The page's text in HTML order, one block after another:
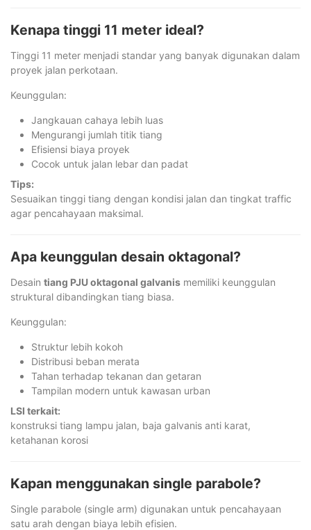
Kenapa tinggi 11 meter ideal?
Tinggi 11 meter menjadi standar yang banyak digunakan dalam
proyek jalan perkotaan.
Keunggulan:
Jangkauan cahaya lebih luas
Mengurangi jumlah titik tiang
Efisiensi biaya proyek
Cocok untuk jalan lebar dan padat
Tips:
Sesuaikan tinggi tiang dengan kondisi jalan dan tingkat traffic
agar pencahayaan maksimal.
Apa keunggulan desain oktagonal?
Desain tiang PJU oktagonal galvanis memiliki keunggulan
struktural dibandingkan tiang biasa.
Keunggulan:
Struktur lebih kokoh
Distribusi beban merata
Tahan terhadap tekanan dan getaran
Tampilan modern untuk kawasan urban
LSI terkait:
konstruksi tiang lampu jalan, baja galvanis anti karat,
ketahanan korosi
Kapan menggunakan single parabole?
Single parabole (single arm) digunakan untuk pencahayaan
satu arah dengan biaya lebih efisien.